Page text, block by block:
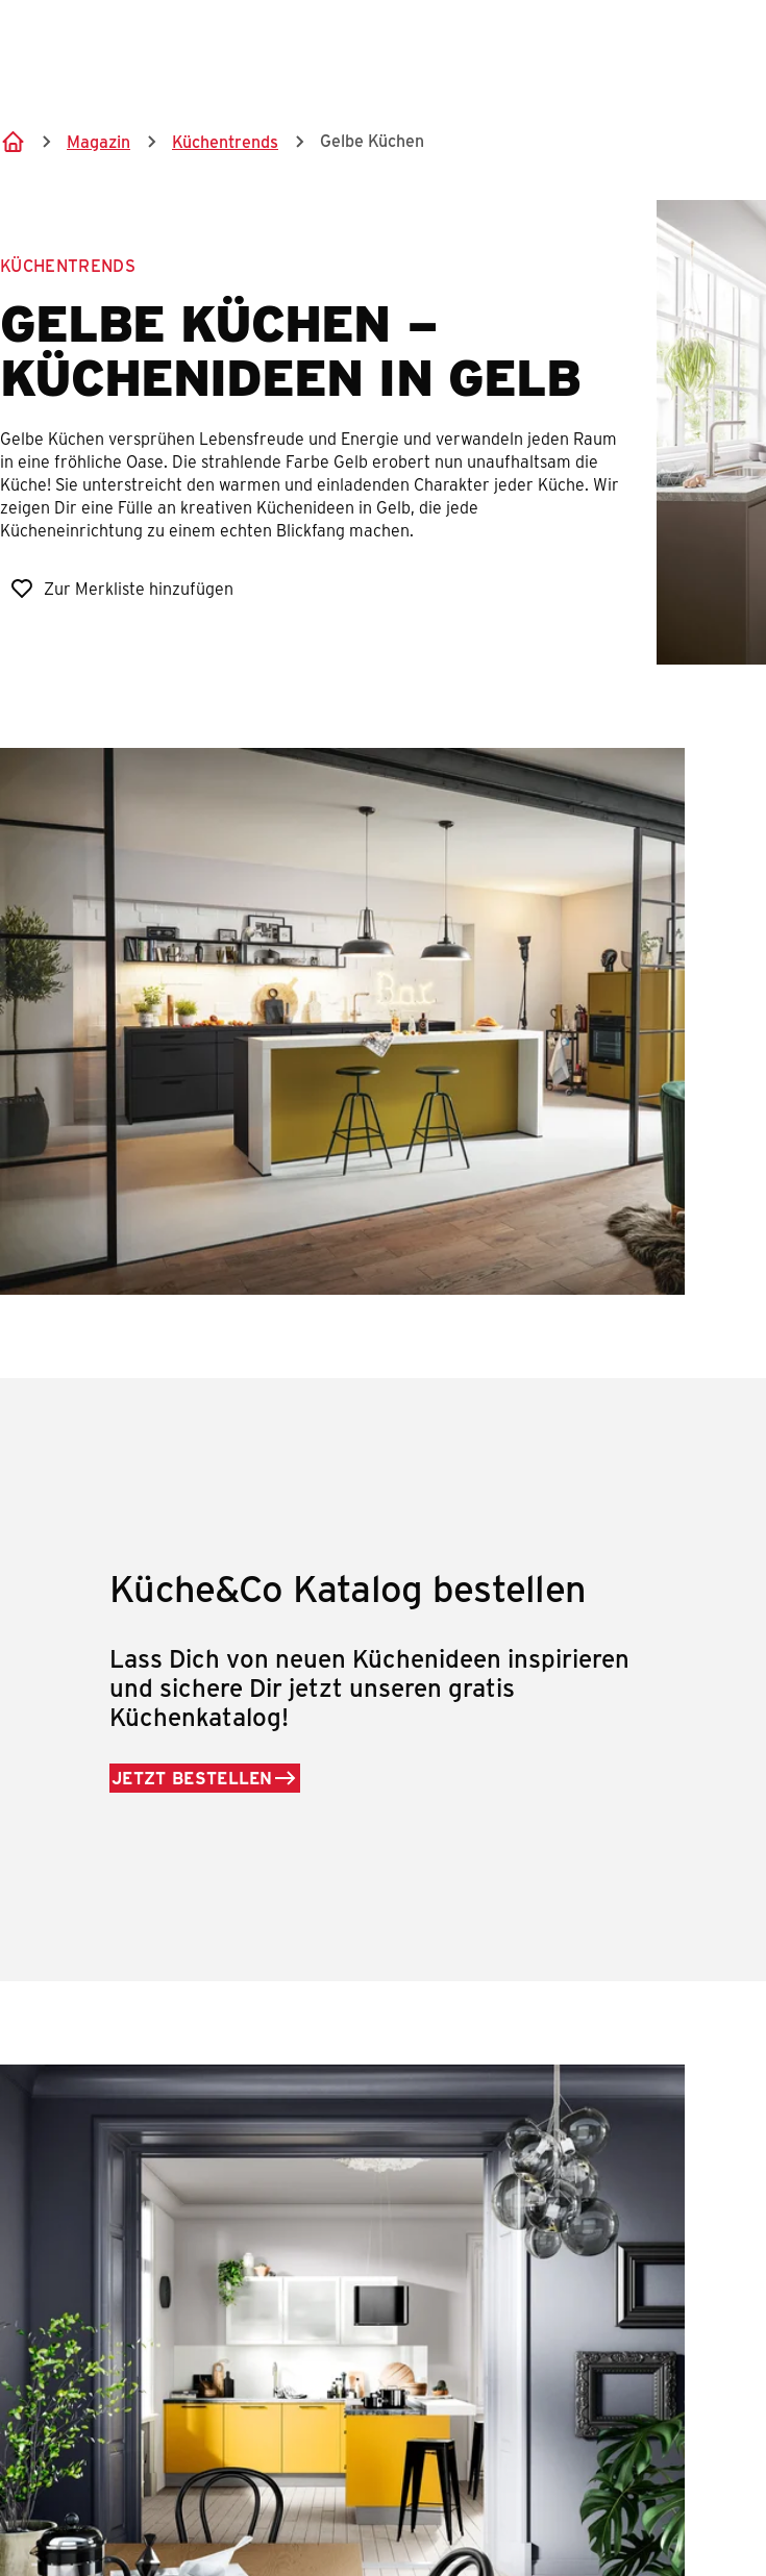
Magazin Küchentrends Gelbe Küchen
KÜCHENTRENDS
GELBE KÜCHEN –
KÜCHENIDEEN IN GELB
Gelbe Küchen versprühen Lebensfreude und Energie und verwandeln jeden Raum
in eine fröhliche Oase. Die strahlende Farbe Gelb erobert nun unaufhaltsam die
Küche! Sie unterstreicht den warmen und einladenden Charakter jeder Küche. Wir
zeigen Dir eine Fülle an kreativen Küchenideen in Gelb, die jede
Kücheneinrichtung zu einem echten Blickfang machen.
Zur Merkliste hinzufügen
Küche&Co Katalog bestellen
Lass Dich von neuen Küchenideen inspirieren
und sichere Dir jetzt unseren gratis
Küchenkatalog!
JETZT BESTELLEN